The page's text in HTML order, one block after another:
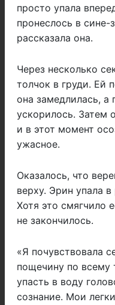
просто упала
пронеслось в
рассказала она.
Через несколько
толчок в груди. Ей
она замедлилась, а
ускорилось. Затем
и в этот момент
ужасное.
Оказалось, что
верху. Эрин упала
Хотя это смягчило
не закончилось.
«Я почувствовала
пощечину по всему
упасть в воду
сознание. Мои